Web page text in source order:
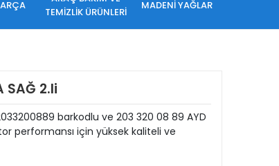
TEMİZLİK ÜRÜNLERİ
MADENİ YAĞLAR
SAĞ 2.li
barkodlu ve 203 320 08 89 AYD
performansı için yüksek kaliteli ve